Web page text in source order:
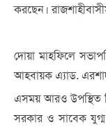
করছেন।
দোয়া মাহফিলে
আহবায়ক এ্যাড.
এসময় আরও উপস্থিত
সরকার ও সাবেক যুগ্ম